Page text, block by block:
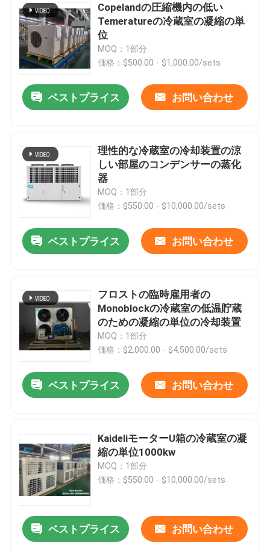
Copelandの圧縮機内の低い
Temeratureの冷蔵室の凝縮の単
位
MOQ：1部分
価格：$500.00 - $1,000.00/sets
ベストプライス お問い合わせ
理性的な冷蔵室の冷却装置の涼
しい部屋のコンデンサーの蒸化
器
MOQ：1部分
価格：$550.00 - $10,000.00/sets
ベストプライス お問い合わせ
フロストの臨時雇用者の
Monoblockの冷蔵室の低温貯蔵
のための凝縮の単位の冷却装置
MOQ：1部分
価格：$2,000.00 - $4,500.00/sets
ベストプライス お問い合わせ
KaideliモーターU箱の冷蔵室の凝
縮の単位1000kw
MOQ：1部分
価格：$550.00 - $10,000.00/sets
ベストプライス お問い合わせ